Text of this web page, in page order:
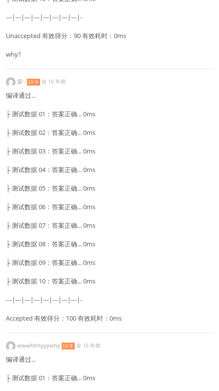
---|---|---|---|---|---|---|---|-
Unaccepted 有效得分：90 有效耗时：0ms
why?
霖~ LV 8 @ 16 年前
编译通过...
├ 测试数据 01：答案正确... 0ms
├ 测试数据 02：答案正确... 0ms
├ 测试数据 03：答案正确... 0ms
├ 测试数据 04：答案正确... 0ms
├ 测试数据 05：答案正确... 0ms
├ 测试数据 06：答案正确... 0ms
├ 测试数据 07：答案正确... 0ms
├ 测试数据 08：答案正确... 0ms
├ 测试数据 09：答案正确... 0ms
├ 测试数据 10：答案正确... 0ms
---|---|---|---|---|---|---|---|-
Accepted 有效得分：100 有效耗时：0ms
wwwhhhyyywhy LV 8 @ 16 年前
编译通过...
├ 测试数据 01：答案正确... 0ms